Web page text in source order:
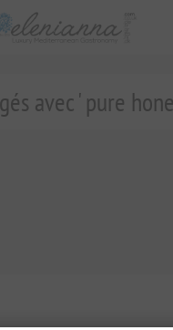
avec ' pure